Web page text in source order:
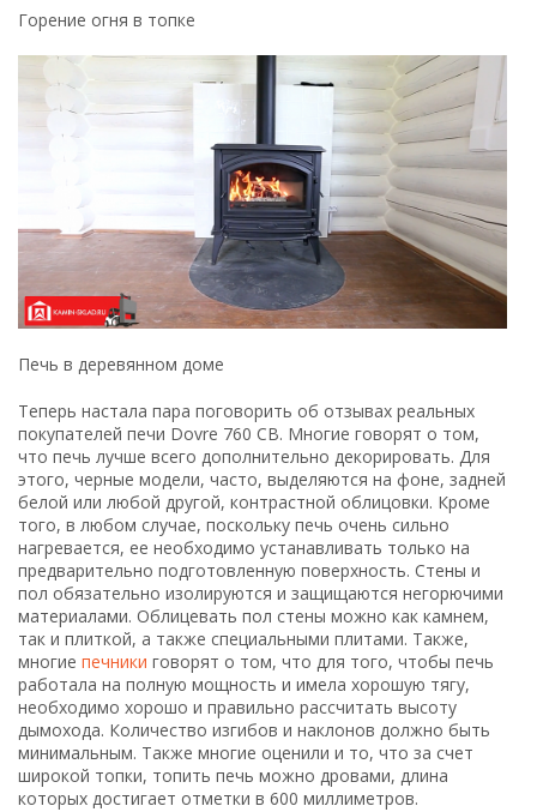
Горение огня в топке
Печь в деревянном доме
Теперь настала пара поговорить об отзывах реальных
покупателей печи Dovre 760 CB. Многие говорят о том,
что печь лучше всего дополнительно декорировать. Для
этого, черные модели, часто, выделяются на фоне, задней
белой или любой другой, контрастной облицовки. Кроме
того, в любом случае, поскольку печь очень сильно
нагревается, ее необходимо устанавливать только на
предварительно подготовленную поверхность. Стены и
пол обязательно изолируются и защищаются негорючими
материалами. Облицевать пол стены можно как камнем,
так и плиткой, а также специальными плитами. Также,
многие печники говорят о том, что для того, чтобы печь
работала на полную мощность и имела хорошую тягу,
необходимо хорошо и правильно рассчитать высоту
дымохода. Количество изгибов и наклонов должно быть
минимальным. Также многие оценили и то, что за счет
широкой топки, топить печь можно дровами, длина
которых достигает отметки в 600 миллиметров.